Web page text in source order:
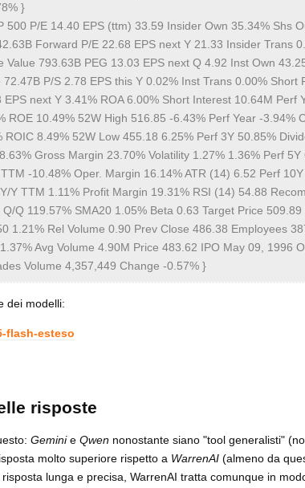
}
500 P/E 14.40 EPS (ttm) 33.59 Insider Own 35.34% Shs
Forward P/E 22.68 EPS next Y 21.33 Insider Trans
Value 793.63B PEG 13.03 EPS next Q 4.92 Inst Own
P/S 2.78 EPS this Y 0.02% Inst Trans 0.00% Short
EPS next Y 3.41% ROA 6.00% Short Interest 10.64M Perf
ROE 10.49% 52W High 516.85 -6.43% Perf Year -3.94%
ROIC 8.49% 52W Low 455.18 6.25% Perf 3Y 50.85%
Gross Margin 23.70% Volatility 1.27% 1.36% Perf
-10.48% Oper. Margin 16.14% ATR (14) 6.52 Perf
Y TTM 1.11% Profit Margin 19.31% RSI (14) 54.88
Q 119.57% SMA20 1.05% Beta 0.63 Target Price
1.21% Rel Volume 0.90 Prev Close 486.38 Employees
Avg Volume 4.90M Price 483.62 IPO May 09, 1996
Volume 4,357,449 Change -0.57% }
dei modelli:
flash-esteso
risposte
Geminie Qwen nonostante siano "tool generalisti"
molto superiore rispetto a WarrenAI (almeno da
lunga e precisa, WarrenAI tratta comunque in